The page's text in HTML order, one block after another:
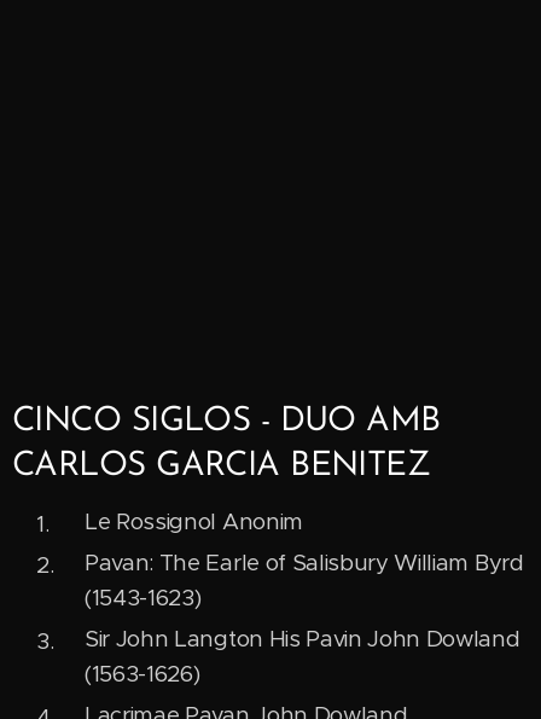
CINCO SIGLOS - DUO AMB
CARLOS GARCIA BENITEZ
Le Rossignol Anonim
Pavan: The Earle of Salisbury William Byrd
(1543-1623)
Sir John Langton His Pavin John Dowland
(1563-1626)